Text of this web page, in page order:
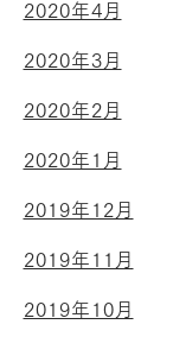
2020年4月
2020年3月
2020年2月
2020年1月
2019年12月
2019年11月
2019年10月